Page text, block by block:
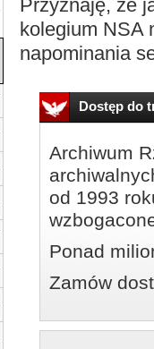
Przyznaję, że
kolegium NSA
napominania
Dostęp do
Archiwum
od 1993
Ponad
Zamów